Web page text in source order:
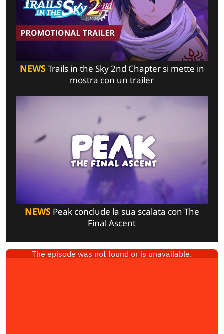
NEWSTrails in the Sky 2nd Chapter si mette in
mostra con un trailer
NEWSPeak conclude la sua scalata con The
Final Ascent